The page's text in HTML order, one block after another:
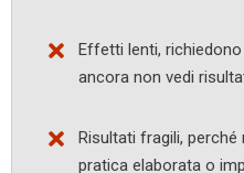
Effetti lenti,
ancora non vedi
Risultati fragili,
pratica elaborata o